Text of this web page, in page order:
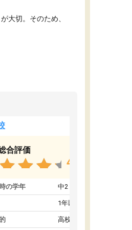
大切。そのため、
合評価
4.6
の学年 中2
1年以上
高校受験対策